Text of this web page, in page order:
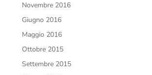
Novembre 2016
Giugno 2016
Maggio 2016
Ottobre 2015
Settembre 2015